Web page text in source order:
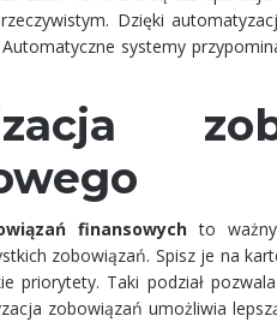
Dzięki
systemy
finansowych to
zobowiązań. Spisz je na
priorytety. Taki podział
zobowiązań umożliwia